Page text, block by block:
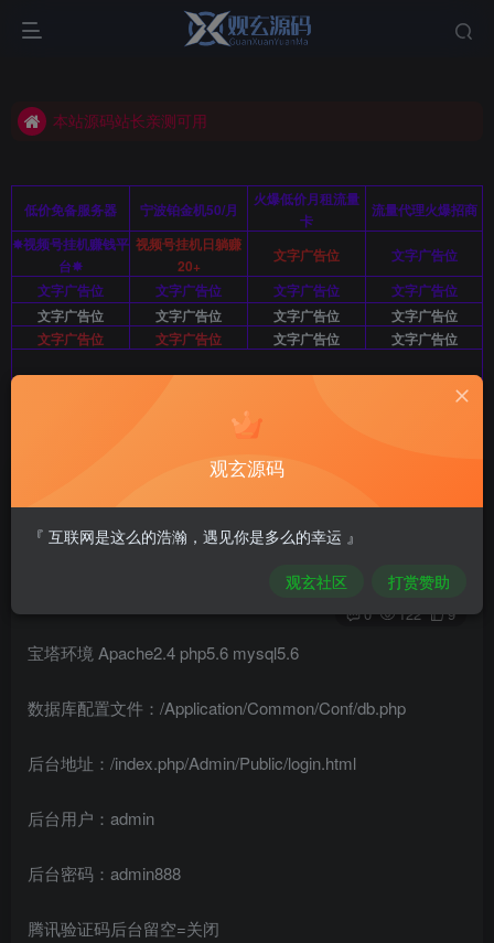
如有不可使用资源请联系站长删除
本站源码站长亲测可用
本站源码站长亲测可用
低价免备服务器 宁波铂金机50/月
火爆低价月租流量
卡
流量代理火爆招商
✸视频号挂机赚钱平
台✸
视频号挂机日躺赚
20+
文字广告位
文字广告位
文字广告位
文字广告位 文字广告位
文字广告位
文字广告位
文字广告位 文字广告位
文字广告位
文字广告位
文字广告位 文字广告位 文字广告位
私信
0 122 9
宝塔环境 Apache2.4 php5.6 mysql5.6
数据库配置文件：/Application/Common/Conf/db.php
后台地址：/index.php/Admin/Public/login.html
后台用户：admin
后台密码：admin888
腾讯验证码后台留空=关闭
观玄源码
『 互联网是这么的浩瀚，遇见你是多么的幸运 』
观玄社区 打赏赞助